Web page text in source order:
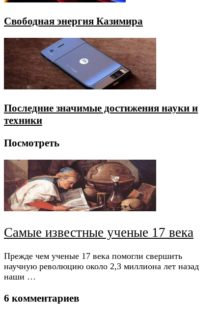
Свободная энергия Казимира
Последние значимые достижения науки и
техники
Посмотреть
Самые известные ученые 17 века
Прежде чем ученые 17 века помогли свершить
научную революцию около 2,3 миллиона лет назад
наши …
6 комментариев